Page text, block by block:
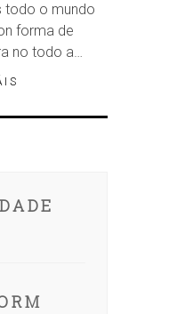
todo o mundo
forma de
no todo a…